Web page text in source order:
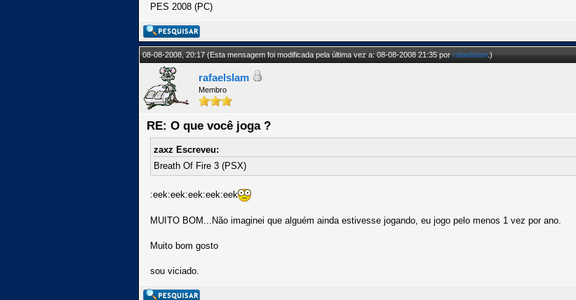
PES 2008 (PC)
08-08-2008, 20:17(Esta mensagem foi modificada pela última vez a: 08-08-2008 21:35 porrafaelslam.)
rafaelslam
Membro
RE: O que você joga ?
zaxz Escreveu:
Breath Of Fire 3 (PSX)
:eek:eek:eek:eek:eek
MUITO BOM...Não imaginei que alguém ainda estivesse jogando, eu jogo pelo menos 1 vez por ano.
Muito bom gosto
sou viciado.